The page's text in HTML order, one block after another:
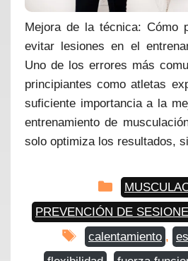
Mejora de la técnica: Cómo
evitar lesiones en el
Uno de los errores más
principiantes como atletas
suficiente importancia a la
entrenamiento de
solo optimiza los resultados,
Categorías
PREVENCIÓN DE
Etiquetas
calentamiento ,